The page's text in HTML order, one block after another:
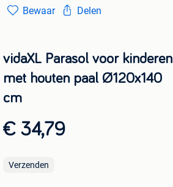
Bewaar Delen
vidaXL Parasol voor kinderen
met houten paal Ø120x140
cm
€ 34,79
Verzenden